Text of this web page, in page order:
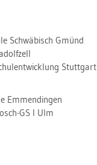
Schwä­bisch Gmünd
Stutt­gart
Em­men­din­gen
GS I Ulm